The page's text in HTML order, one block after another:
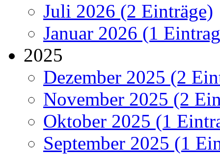
Juli 2026 (2 Einträge)
Januar 2026 (1
2025
Dezember 2025 (2
November 2025 (2
Oktober 2025 (1
September 2025 (1